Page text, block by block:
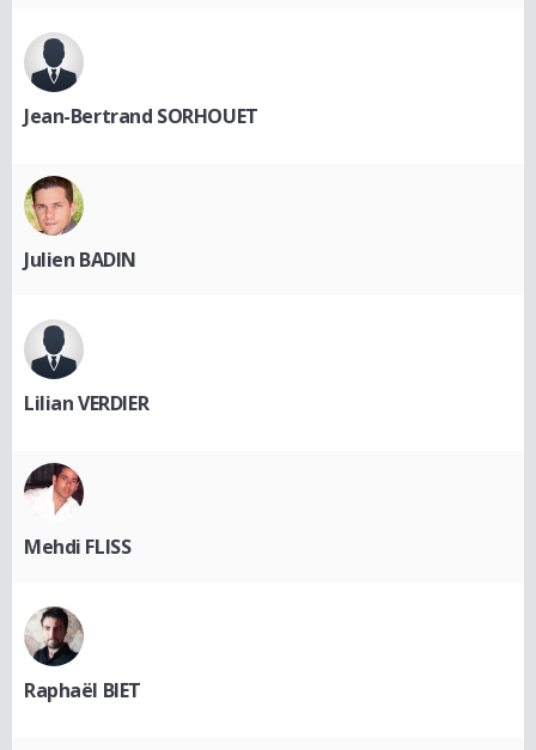
Jean-Bertrand SORHOUET
Julien BADIN
Lilian VERDIER
Mehdi FLISS
Raphaël BIET